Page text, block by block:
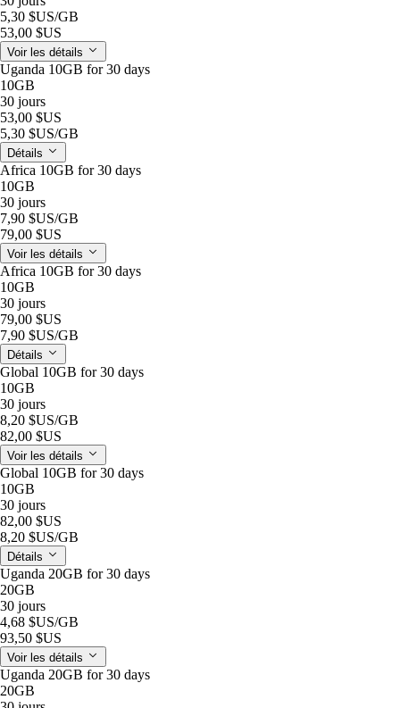
5,30 $US/GB
53,00 $US
Voir les détails
Uganda 10GB for 30 days
10GB
30 jours
53,00 $US
5,30 $US/GB
Détails
Africa 10GB for 30 days
10GB
30 jours
7,90 $US/GB
79,00 $US
Voir les détails
Africa 10GB for 30 days
10GB
30 jours
79,00 $US
7,90 $US/GB
Détails
Global 10GB for 30 days
10GB
30 jours
8,20 $US/GB
82,00 $US
Voir les détails
Global 10GB for 30 days
10GB
30 jours
82,00 $US
8,20 $US/GB
Détails
Uganda 20GB for 30 days
20GB
30 jours
4,68 $US/GB
93,50 $US
Voir les détails
Uganda 20GB for 30 days
20GB